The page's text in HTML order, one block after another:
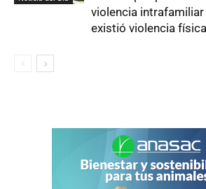
violencia intrafamiliar
existió violencia